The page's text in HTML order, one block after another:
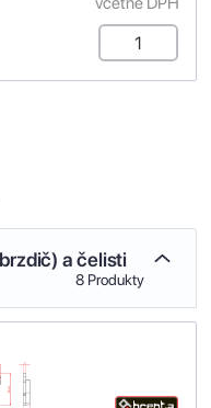
a čelisti
8 Produkty